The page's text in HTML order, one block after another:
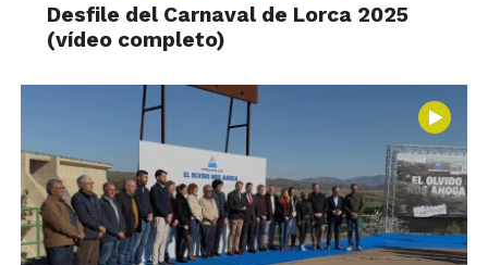
Desfile del Carnaval de Lorca 2025
(vídeo completo)